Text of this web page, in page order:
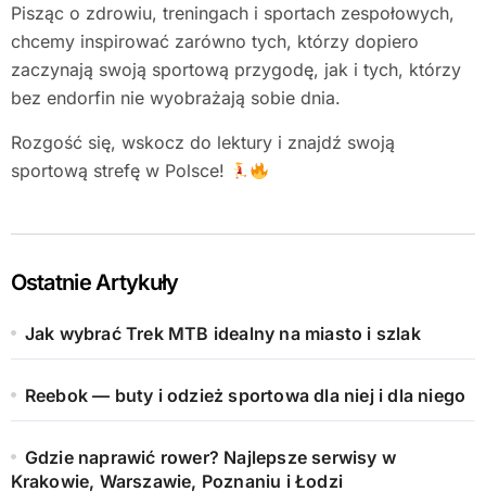
Pisząc o zdrowiu, treningach i sportach zespołowych,
chcemy inspirować zarówno tych, którzy dopiero
zaczynają swoją sportową przygodę, jak i tych, którzy
bez endorfin nie wyobrażają sobie dnia.
Rozgość się, wskocz do lektury i znajdź swoją
sportową strefę w Polsce!
Ostatnie Artykuły
Jak wybrać Trek MTB idealny na miasto i szlak
Reebok — buty i odzież sportowa dla niej i dla niego
Gdzie naprawić rower? Najlepsze serwisy w
Krakowie, Warszawie, Poznaniu i Łodzi